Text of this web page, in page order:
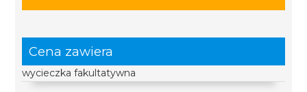
Cena zawiera
wycieczka fakultatywna